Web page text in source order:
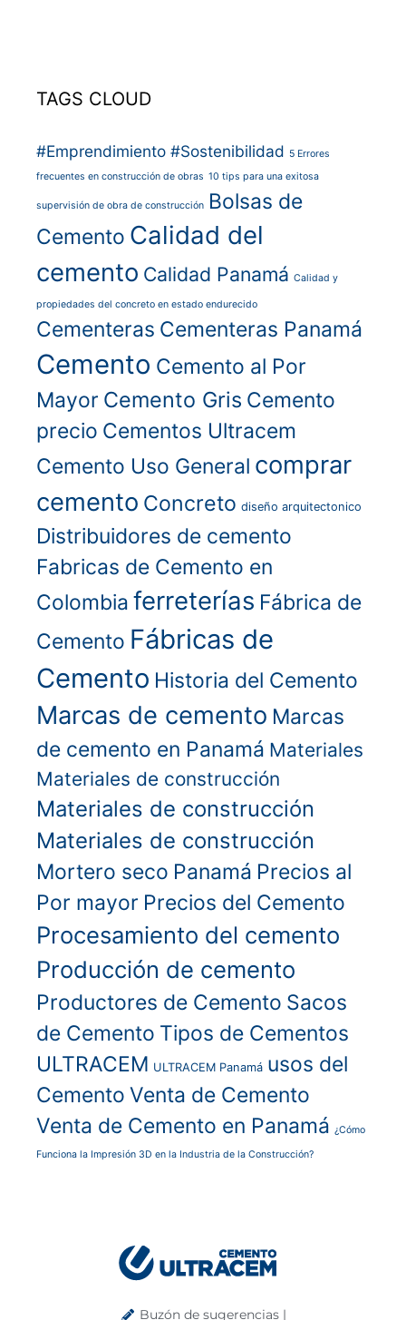
TAGS CLOUD
#Emprendimiento #Sostenibilidad 5 Errores
frecuentes en construcción de obras 10 tips para una exitosa
supervisión de obra de construcción Bolsas de
Cemento Calidad del
cemento Calidad Panamá Calidad y
propiedades del concreto en estado endurecido
Cementeras Cementeras Panamá
Cemento Cemento al Por
Mayor Cemento Gris Cemento
precio Cementos Ultracem
Cemento Uso General comprar
cemento Concreto diseño arquitectonico
Distribuidores de cemento
Fabricas de Cemento en
Colombia ferreterías Fábrica de
Cemento Fábricas de
Cemento Historia del Cemento
Marcas de cemento Marcas
de cemento en Panamá Materiales
Materiales de construcción
Materiales de construcción
Materiales de construcción
Mortero seco Panamá Precios al
Por mayor Precios del Cemento
Procesamiento del cemento
Producción de cemento
Productores de Cemento Sacos
de Cemento Tipos de Cementos
ULTRACEM ULTRACEM Panamá usos del
Cemento Venta de Cemento
Venta de Cemento en Panamá ¿Cómo
Funciona la Impresión 3D en la Industria de la Construcción?
Buzón de sugerencias |